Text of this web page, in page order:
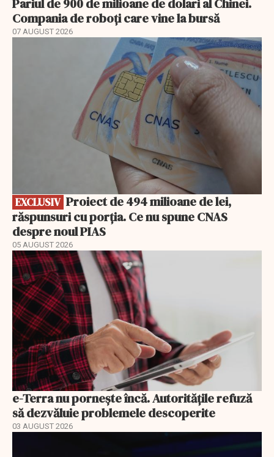
Compania de roboți care vine la bursă
07 AUGUST 2026
EXCLUSIV
răspunsuri cu porția. Ce nu spune CNAS
despre noul PIAS
05 AUGUST 2026
e-Terra nu pornește încă. Autoritățile refuză
să dezvăluie problemele descoperite
03 AUGUST 2026